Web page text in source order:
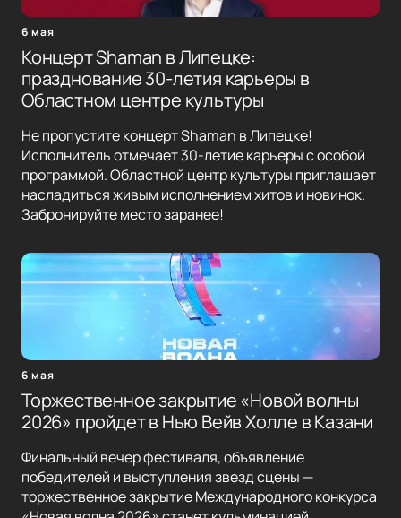
6 мая
Концерт Shaman в Липецке:
празднование 30-летия карьеры в
Областном центре культуры
Не пропустите концерт Shaman в Липецке!
Исполнитель отмечает 30-летие карьеры с особой
программой. Областной центр культуры приглашает
насладиться живым исполнением хитов и новинок.
Забронируйте место заранее!
6 мая
Торжественное закрытие «Новой волны
2026» пройдет в Нью Вейв Холле в Казани
Финальный вечер фестиваля, объявление
победителей и выступления звезд сцены —
торжественное закрытие Международного конкурса